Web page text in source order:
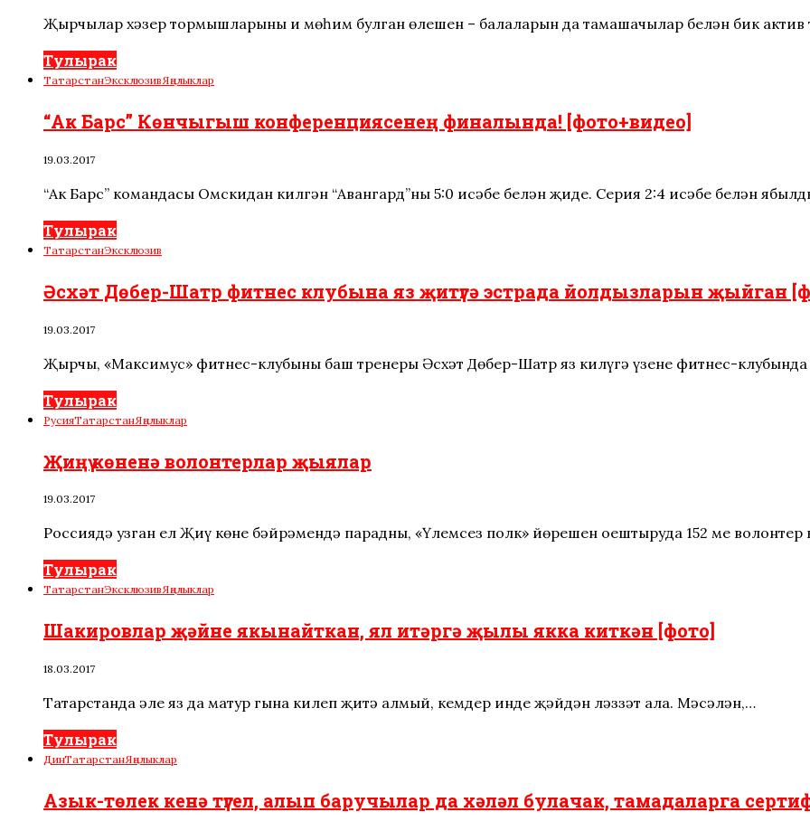
Җырчылар хәзер тормышларының иң мөһим булган өлешен – балаларын да тамашачылар белән бик
Тулырак
ТатарстанЭксклюзивЯңалыклар
“Ак Барс” Көнчыгыш конференциясенең финалында! [фото+видео]
19.03.2017
“Ак Барс” командасы Омскидан килгән “Авангард”ны 5:0 исәбе белән җиңде. Серия 2:4 исәбе белән
Тулырак
ТатарстанЭксклюзив
Әсхәт Дөбер-Шатр фитнес клубына яз җитүгә эстрада йолдызларын җыйган
19.03.2017
Җырчы, «Максимус» фитнес-клубының баш тренеры Әсхәт Дөбер-Шатр яз килүгә үзенең фитнес-
Тулырак
РусияТатарстанЯңалыклар
Җиңү көненә волонтерлар җыялар
19.03.2017
Россиядә узган ел Җиңү көне бәйрәмендә парадны, «Үлемсез полк» йөрешен оештыруда 152 мең
Тулырак
ТатарстанЭксклюзивЯңалыклар
Шакировлар җәйне якынайткан, ял итәргә җылы якка киткән [фото]
18.03.2017
Татарстанда әле яз да матур гына килеп җитә алмый, кемдер инде җәйдән ләззәт ала. Мәсәлән,…
Тулырак
ДинТатарстанЯңалыклар
Азык-төлек кенә түгел, алып баручылар да хәләл булачак, тамадаларга